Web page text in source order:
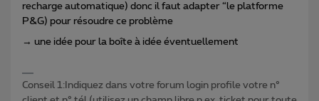
recharge automatique) donc il faut adapter “le platforme
P&G) pour résoudre ce problème
→ une idée pour la boîte à idée éventuellement
Conseil 1:Indiquez dans votre forum login profile votre n°